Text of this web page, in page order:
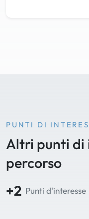
PUNTI DI
Altri punti di
percorso
+2 Punti d'interesse